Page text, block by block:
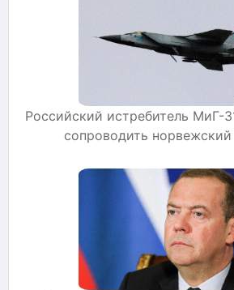
Российский истребитель МиГ-
сопроводить